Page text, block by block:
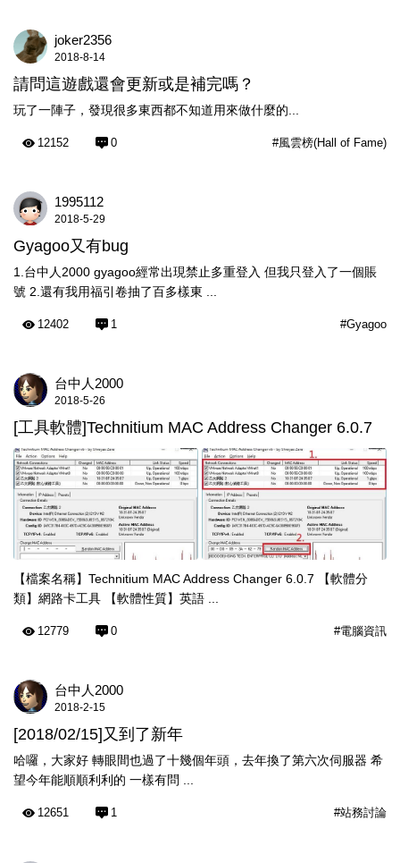
joker2356
2018-8-14
請問這遊戲還會更新或是補完嗎？
玩了一陣子，發現很多東西都不知道用來做什麼的...
#風雲榜(Hall of Fame)
12152 0
1995112
2018-5-29
Gyagoo又有bug
1.台中人2000 gyagoo經常出現禁止多重登入 但我只登入了一個賬
號 2.還有我用福引卷抽了百多樣東 ...
#Gyagoo
12402 1
台中人2000
2018-5-26
[工具軟體]Technitium MAC Address Changer 6.0.7
【檔案名稱】Technitium MAC Address Changer 6.0.7 【軟體分
類】網路卡工具 【軟體性質】英語 ...
#電腦資訊
12779 0
台中人2000
2018-2-15
[2018/02/15]又到了新年
哈囉，大家好 轉眼間也過了十幾個年頭，去年換了第六次伺服器 希
望今年能順順利利的 一樣有問 ...
#站務討論
12651 1